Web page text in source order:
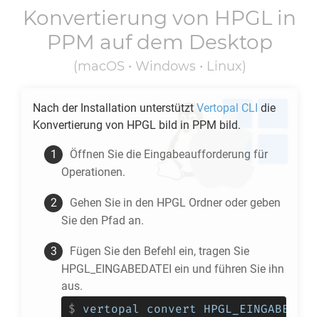
Konvertierung von HPGL in
PPM auf dem Desktop
(macOS • Windows • Linux)
Nach der Installation unterstützt Vertopal CLI die
Konvertierung von HPGL bild in PPM bild.
Öffnen Sie die Eingabeaufforderung für
Operationen.
Gehen Sie in den HPGL Ordner oder geben
Sie den Pfad an.
Fügen Sie den Befehl ein, tragen Sie
HPGL_EINGABEDATEI ein und führen Sie ihn
aus.
$ vertopal convert